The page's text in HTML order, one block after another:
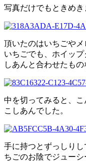
写真だけでもときめき
頂いたのはいちごやメ
いちごでも、ホイッ
しあんと合わせたも
中を切ってみると、
こしあんでした。
手に持つとずっしり
ちごのお陰でジュー